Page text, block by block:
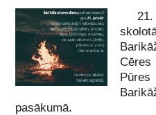
Pūres
pasākumā.